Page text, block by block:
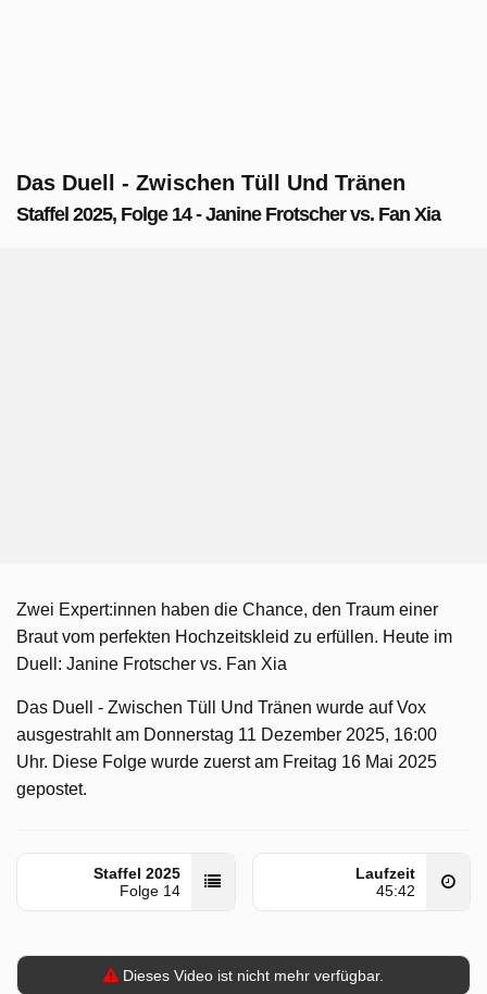
Das Duell - Zwischen Tüll Und Tränen
Staffel 2025, Folge 14 - Janine Frotscher vs. Fan Xia
Zwei Expert:innen haben die Chance, den Traum einer
Braut vom perfekten Hochzeitskleid zu erfüllen. Heute im
Duell: Janine Frotscher vs. Fan Xia
Das Duell - Zwischen Tüll Und Tränen wurde auf Vox
ausgestrahlt am Donnerstag 11 Dezember 2025, 16:00
Uhr. Diese Folge wurde zuerst am Freitag 16 Mai 2025
gepostet.
Staffel 2025
Folge 14
Laufzeit
45:42
Dieses Video ist nicht mehr verfügbar.